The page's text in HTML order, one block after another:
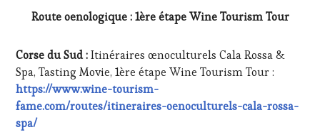
Route oenologique : 1ère étape Wine Tourism Tour
Corse du Sud :Itinéraires œnoculturels Cala Rossa &
Spa, Tasting Movie, 1ère étape Wine Tourism Tour :
https://www.wine-tourism-
fame.com/routes/itineraires-oenoculturels-cala-rossa-
spa/